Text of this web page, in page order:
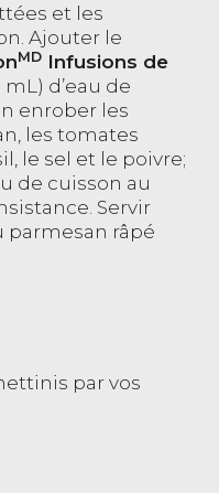
et les
Ajouter le
MD Infusions de
mL) d’eau de
enrober les
les tomates
le sel et le poivre;
de cuisson au
Servir
râpé
par vos